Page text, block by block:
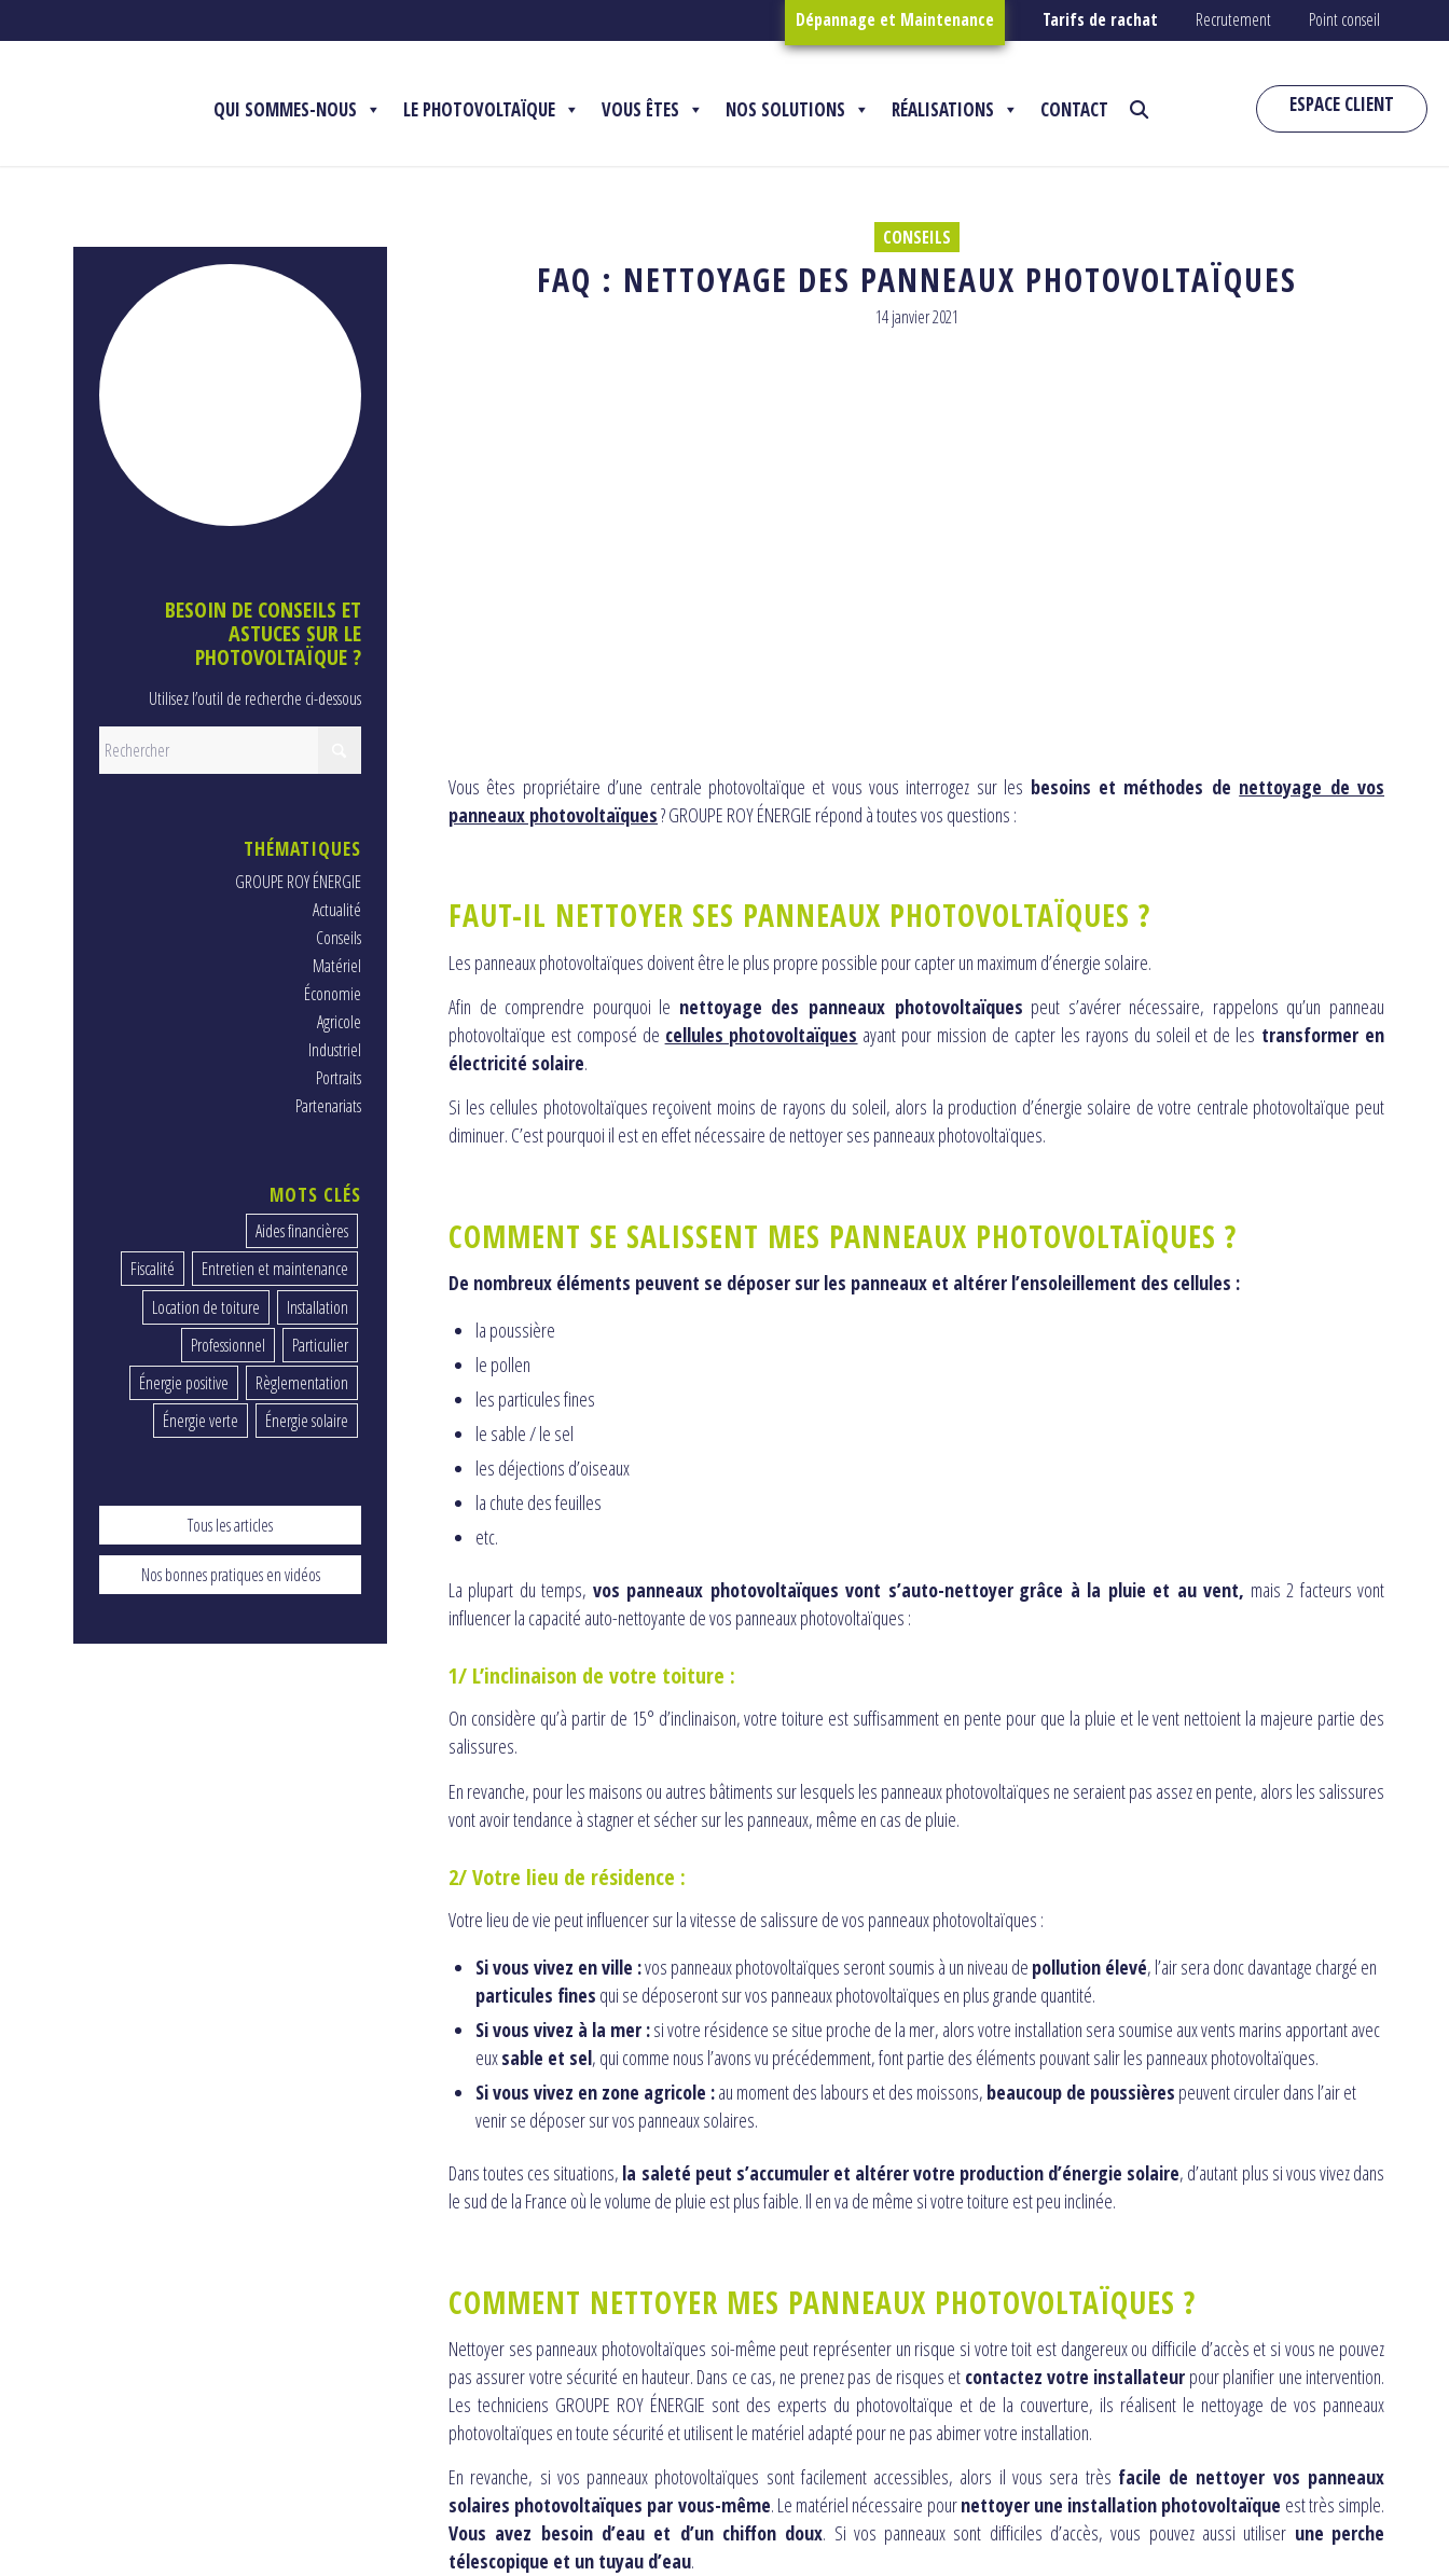
Dépannage et Maintenance Tarifs de rachat Recrutement Point conseil
QUI SOMMES-NOUS LE PHOTOVOLTAÏQUE VOUS ÊTES NOS SOLUTIONS RÉALISATIONS CONTACT ESPACE CLIENT
CONSEILS
FAQ : NETTOYAGE DES PANNEAUX PHOTOVOLTAÏQUES
14 janvier 2021
Vous êtes propriétaire d’une centrale photovoltaïque et vous vous interrogez sur les besoins et méthodes de nettoyage de vos
panneaux photovoltaïques? GROUPE ROY ÉNERGIE répond à toutes vos questions :
FAUT-IL NETTOYER SES PANNEAUX PHOTOVOLTAÏQUES ?
Les panneaux photovoltaïques doivent être le plus propre possible pour capter un maximum d’énergie solaire.
Afin de comprendre pourquoi le nettoyage des panneaux photovoltaïques peut s’avérer nécessaire, rappelons qu’un panneau
photovoltaïque est composé de cellules photovoltaïques ayant pour mission de capter les rayons du soleil et de les transformer en
électricité solaire.
Si les cellules photovoltaïques reçoivent moins de rayons du soleil, alors la production d’énergie solaire de votre centrale photovoltaïque peut
diminuer. C’est pourquoi il est en effet nécessaire de nettoyer ses panneaux photovoltaïques.
COMMENT SE SALISSENT MES PANNEAUX PHOTOVOLTAÏQUES ?
De nombreux éléments peuvent se déposer sur les panneaux et altérer l’ensoleillement des cellules :
la poussière
le pollen
les particules fines
le sable / le sel
les déjections d’oiseaux
la chute des feuilles
etc.
La plupart du temps, vos panneaux photovoltaïques vont s’auto-nettoyer grâce à la pluie et au vent, mais 2 facteurs vont
influencer la capacité auto-nettoyante de vos panneaux photovoltaïques :
1/ L’inclinaison de votre toiture :
On considère qu’à partir de 15° d’inclinaison, votre toiture est suffisamment en pente pour que la pluie et le vent nettoient la majeure partie des
salissures.
En revanche, pour les maisons ou autres bâtiments sur lesquels les panneaux photovoltaïques ne seraient pas assez en pente, alors les salissures
vont avoir tendance à stagner et sécher sur les panneaux, même en cas de pluie.
2/ Votre lieu de résidence :
Votre lieu de vie peut influencer sur la vitesse de salissure de vos panneaux photovoltaïques :
Si vous vivez en ville :vos panneaux photovoltaïques seront soumis à un niveau de pollution élevé, l’air sera donc davantage chargé en
particules fines qui se déposeront sur vos panneaux photovoltaïques en plus grande quantité.
Si vous vivez à la mer :si votre résidence se situe proche de la mer, alors votre installation sera soumise aux vents marins apportant avec
euxsable et sel, qui comme nous l’avons vu précédemment, font partie des éléments pouvant salir les panneaux photovoltaïques.
Si vous vivez en zone agricole :au moment des labours et des moissons, beaucoup de poussières peuvent circuler dans l’air et
venir se déposer sur vos panneaux solaires.
Dans toutes ces situations, la saleté peut s’accumuler et altérer votre production d’énergie solaire, d’autant plus si vous vivez dans
le sud de la France où le volume de pluie est plus faible. Il en va de même si votre toiture est peu inclinée.
COMMENT NETTOYER MES PANNEAUX PHOTOVOLTAÏQUES ?
Nettoyer ses panneaux photovoltaïques soi-même peut représenter un risque si votre toit est dangereux ou difficile d’accès et si vous ne pouvez
pas assurer votre sécurité en hauteur. Dans ce cas, ne prenez pas de risques et contactez votre installateur pour planifier une intervention.
Les techniciens GROUPE ROY ÉNERGIE sont des experts du photovoltaïque et de la couverture, ils réalisent le nettoyage de vos panneaux
photovoltaïques en toute sécurité et utilisent le matériel adapté pour ne pas abimer votre installation.
En revanche, si vos panneaux photovoltaïques sont facilement accessibles, alors il vous sera très facile de nettoyer vos panneaux
solaires photovoltaïques par vous-même. Le matériel nécessaire pournettoyer une installation photovoltaïque est très simple.
Vous avez besoin d’eau et d’un chiffon doux. Si vos panneaux sont difficiles d’accès, vous pouvez aussi utiliser une perche
télescopique et un tuyau d’eau.
BESOIN DE CONSEILS ET
ASTUCES SUR LE
PHOTOVOLTAÏQUE ?
Utilisez l’outil de recherche ci-dessous
THÉMATIQUES
GROUPE ROY ÉNERGIE
Actualité
Conseils
Matériel
Économie
Agricole
Industriel
Portraits
Partenariats
MOTS CLÉS
Aides financières
Entretien et maintenance
Fiscalité
Installation
Location de toiture
Particulier
Professionnel
Règlementation
Énergie positive
Énergie solaire
Énergie verte
Tous les articles
Nos bonnes pratiques en vidéos